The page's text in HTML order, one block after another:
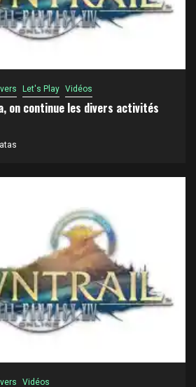
Let's Play Vidéos
on continue les divers activités
Vidéos